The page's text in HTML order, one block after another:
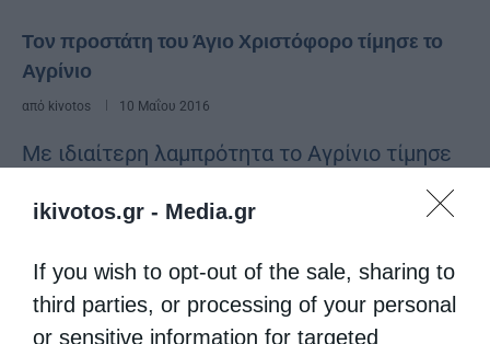
ikivotos.gr - Media.gr
If you wish to opt-out of the sale, sharing to
third parties, or processing of your personal
or sensitive information for targeted
Τον προστάτη του Άγιο Χριστόφορο τίμησε το
Αγρίνιο
από kivotos 10 Μαΐου 2016
Με ιδιαίτερη λαμπρότητα το Αγρίνιο τίμησε
πολιούχου του, αγίου μεγαλομάρτυρος
Χριστοφόρου. Στην ακολουθία του Όρθρου
και την αρχιερατική Θεία Λειτουργία, που